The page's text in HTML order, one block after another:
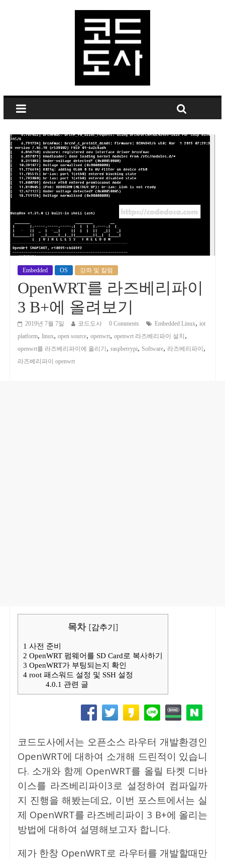
Embedded OS 강좌 및 칼럼
OpenWRT를 라즈베리파이
3 B+에 올려보기
2019년 7월 7일 코드도사 0 Comments Embedded Linux, iot
platform, linux, open source, openwrt, openwrt 라즈베리파이 설치 ,
openwrt를 라즈베리파이에 올리기 , raspberrypi, Software, 라즈베리파이 ,
라즈베리파이 openwrt
목차 [감추기]
1 사전 준비
2 OpenWRT 펌웨어를 SD Card로 복사하기
3 OpenWRT가 부팅되는지 확인
4root 패스워드 설정 및 SSH 설정
4.0.1 관련 글
코드도사에서는 오픈소스 라우터 개발환경인
OpenWRT에 대하여 소개해 드린적이 있습니
다. 소개와 함께 OpenWRT를 올릴 타켓 디바
이스를 라즈베리파이3로 설정하여 컴파일까
지 진행을 해봤는데요, 이번 포스트에서는 실
제 OpenWRT를 라즈베리파이 3 B+에 올리는
방법에 대하여 설명해보고자 합니다.
제가 한창 OpenWRT로 라우터를 개발할때만